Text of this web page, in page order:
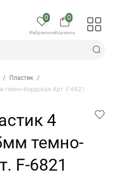
0
Избранное
0
Корзина
/ Пластик /
темно-бордовая Арт. F-6821
4
темно-
F-6821